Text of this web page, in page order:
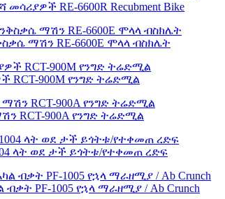
RE-6600R Recubment Bike
ማሽን RE-6600E ሞላላ ብስክሌት
RCT-900M የንግድ ትሬድሚል
RCT-900A የንግድ ትሬድሚል
ላት ወደ ታች ይጎትቱ/የተቀመጠ ረድፍ
PF-1005 የኋላ ማራዘሚያ / Ab Crunch